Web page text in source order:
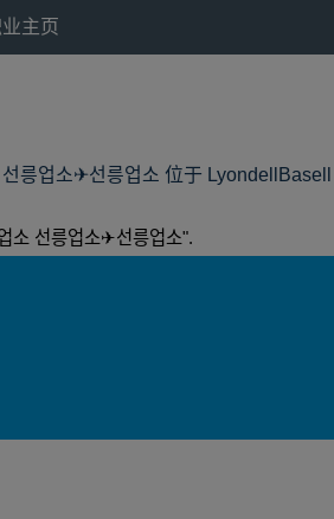
主页
릉업소✈선릉업소 位于
선릉업소✈선릉업소".